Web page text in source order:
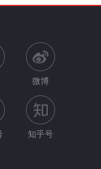
微博
知乎号